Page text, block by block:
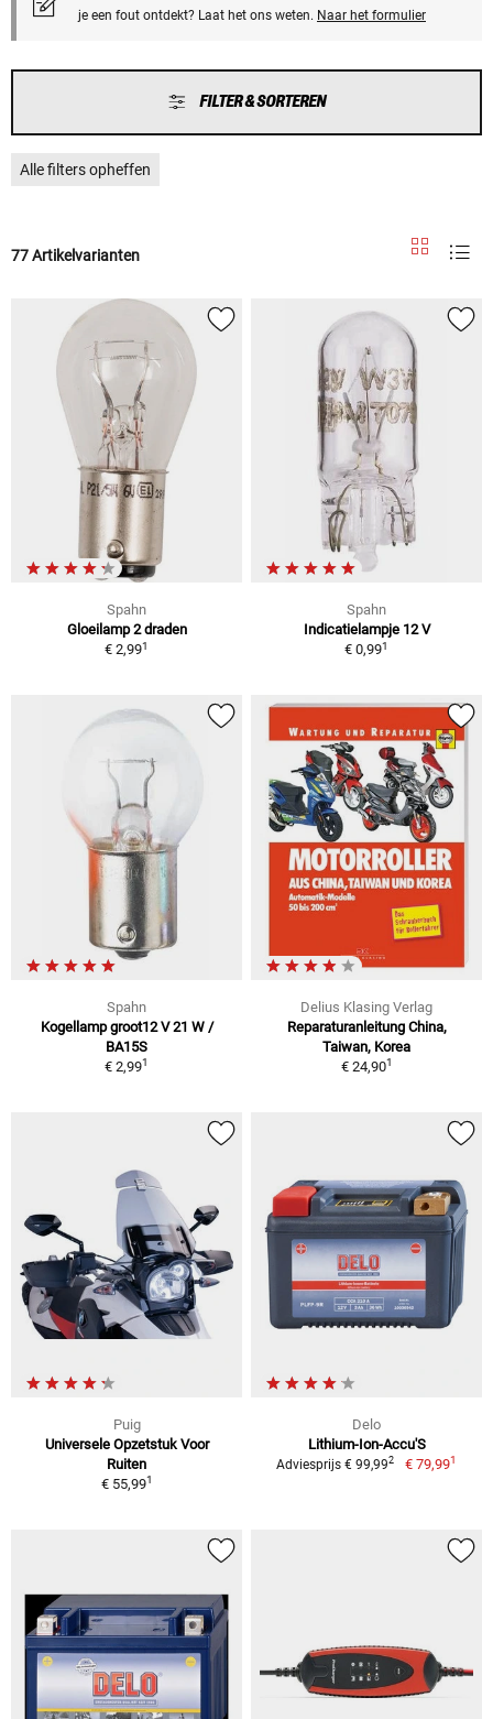
je een fout ontdekt? Laat het ons weten. Naar het formulier
FILTER & SORTEREN
Alle filters opheffen
77 Artikelvarianten
Spahn
Gloeilamp 2 draden
€ 2,991
Spahn
Indicatielampje 12 V
€ 0,991
Spahn
Kogellamp groot12 V 21 W /
BA15S
€ 2,991
Delius Klasing Verlag
Reparaturanleitung China,
Taiwan, Korea
€ 24,901
Puig
Universele Opzetstuk Voor
Ruiten
€ 55,991
Delo
Lithium-Ion-Accu'S
Adviesprijs € 99,992 € 79,991